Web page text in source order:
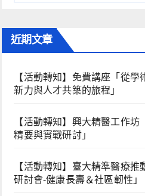
近期文章
【活動轉知】免費講座「從學
新力與⼈才共築的旅程」
【活動轉知】興大精醫工作坊
精要與實戰研討」
【活動轉知】臺大精準醫療推
研討會-健康長壽＆社區韌性」